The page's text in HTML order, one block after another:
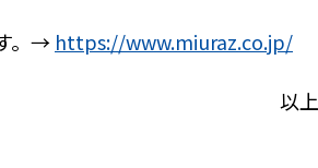
。→ https://www.miuraz.co.jp/
以上